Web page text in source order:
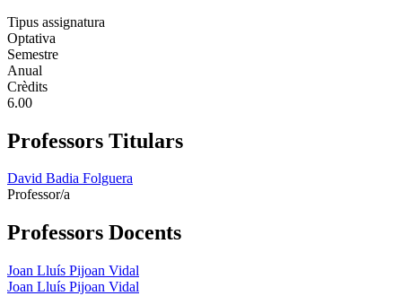
Tipus assignatura
Optativa
Semestre
Anual
Crèdits
6.00
Professors Titulars
David Badia Folguera
Professor/a
Professors Docents
Joan Lluís Pijoan Vidal
Joan Lluís Pijoan Vidal